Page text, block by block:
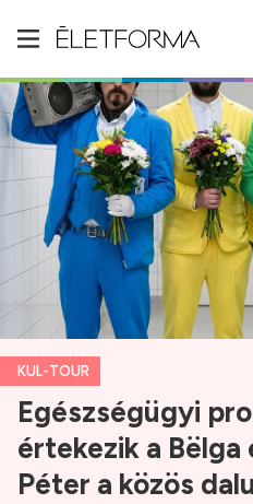
KUL-TOUR
Egészségügyi
értekezik a Bëlga
Péter a közös